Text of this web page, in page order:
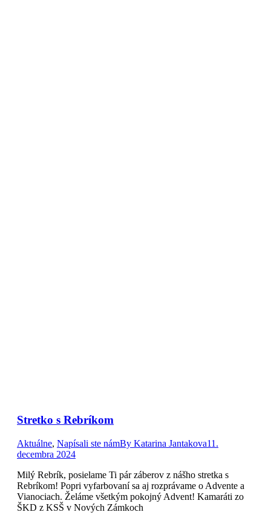
Stretko s Rebríkom
Aktuálne, Napísali ste námBy Katarina Jantakova11.
decembra 2024
Milý Rebrík, posielame Ti pár záberov z nášho stretka s
Rebríkom! Popri vyfarbovaní sa aj rozprávame o Advente a
Vianociach. Želáme všetkým pokojný Advent! Kamaráti zo
ŠKD z KSŠ v Nových Zámkoch